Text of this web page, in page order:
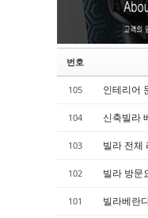
번호
105 인테리어
104 신축빌라
103 빌라 전체
102 빌라 방문
101 빌라베란